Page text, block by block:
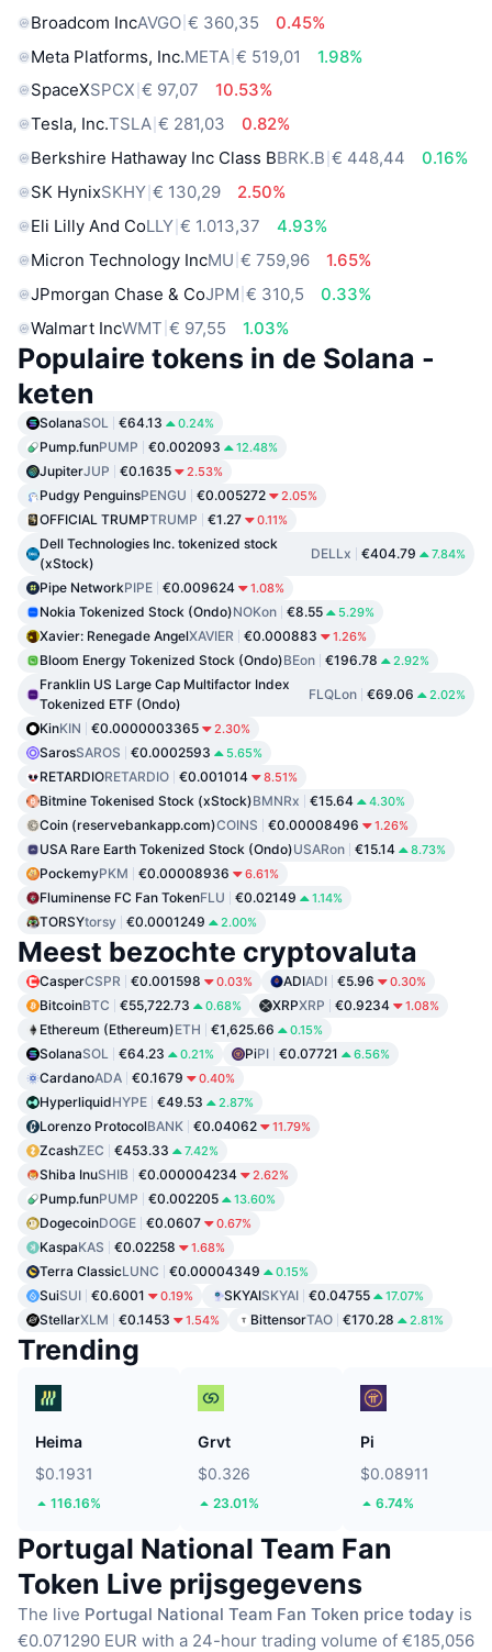
Broadcom IncAVGO € 360,35
0.45%
Meta Platforms, Inc.META € 519,01
1.98%
SpaceXSPCX € 97,07
10.53%
Tesla, Inc.TSLA € 281,03
0.82%
Berkshire Hathaway Inc Class BBRK.B € 448,44
0.16%
SK HynixSKHY € 130,29
2.50%
Eli Lilly And CoLLY € 1.013,37
4.93%
Micron Technology IncMU € 759,96
1.65%
JPmorgan Chase & CoJPM € 310,5
0.33%
Walmart IncWMT € 97,55 1.03%
Populaire tokens in de Solana -
keten
SolanaSOL €64.13 0.24%
Pump.funPUMP €0.002093 12.48%
JupiterJUP €0.1635 2.53%
Pudgy PenguinsPENGU €0.005272 2.05%
OFFICIAL TRUMPTRUMP €1.27 0.11%
Dell Technologies Inc. tokenized stock
(xStock)
DELLx €404.79 7.84%
Pipe NetworkPIPE €0.009624 1.08%
Nokia Tokenized Stock (Ondo)NOKon €8.55 5.29%
Xavier: Renegade AngelXAVIER €0.000883 1.26%
Bloom Energy Tokenized Stock (Ondo)BEon €196.78 2.92%
Franklin US Large Cap Multifactor Index
Tokenized ETF (Ondo)
FLQLon €69.06 2.02%
KinKIN €0.0000003365 2.30%
SarosSAROS €0.0002593 5.65%
RETARDIORETARDIO €0.001014 8.51%
Bitmine Tokenised Stock (xStock)BMNRx €15.64 4.30%
Coin (reservebankapp.com)COINS €0.00008496 1.26%
USA Rare Earth Tokenized Stock (Ondo)USARon €15.14 8.73%
PockemyPKM €0.00008936 6.61%
Fluminense FC Fan TokenFLU €0.02149 1.14%
TORSYtorsy €0.0001249 2.00%
Meest bezochte cryptovaluta
CasperCSPR €0.001598 0.03% ADIADI €5.96 0.30%
BitcoinBTC €55,722.73 0.68% XRPXRP €0.9234 1.08%
Ethereum (Ethereum)ETH €1,625.66 0.15%
SolanaSOL €64.23 0.21% PiPI €0.07721 6.56%
CardanoADA €0.1679 0.40%
HyperliquidHYPE €49.53 2.87%
Lorenzo ProtocolBANK €0.04062 11.79%
ZcashZEC €453.33 7.42%
Shiba InuSHIB €0.000004234 2.62%
Pump.funPUMP €0.002205 13.60%
DogecoinDOGE €0.0607 0.67%
KaspaKAS €0.02258 1.68%
Terra ClassicLUNC €0.00004349 0.15%
SuiSUI €0.6001 0.19% SKYAISKYAI €0.04755 17.07%
StellarXLM €0.1453 1.54% BittensorTAO €170.28 2.81%
Trending
Heima
$0.1931
116.16%
Grvt
$0.326
23.01%
Pi
$0.08911
6.74%
Portugal National Team Fan
Token Live prijsgegevens
The live Portugal National Team Fan Token price today is
€0.071290 EUR with a 24-hour trading volume of €185,056